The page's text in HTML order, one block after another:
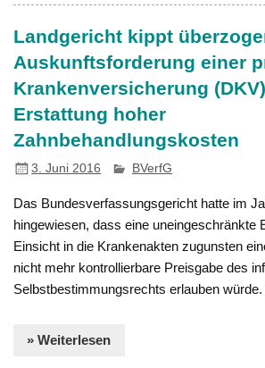
Landgericht kippt
Auskunftsforderung einer
Krankenversicherung
Erstattung hoher
Zahnbehandlungskosten
3. Juni 2016 BVerfG
Das Bundesverfassungsgericht hatte im
hingewiesen, dass eine uneingeschränkte
Einsicht in die Krankenakten zugunsten
nicht mehr kontrollierbare Preisgabe des
Selbstbestimmungsrechts erlauben
» Weiterlesen